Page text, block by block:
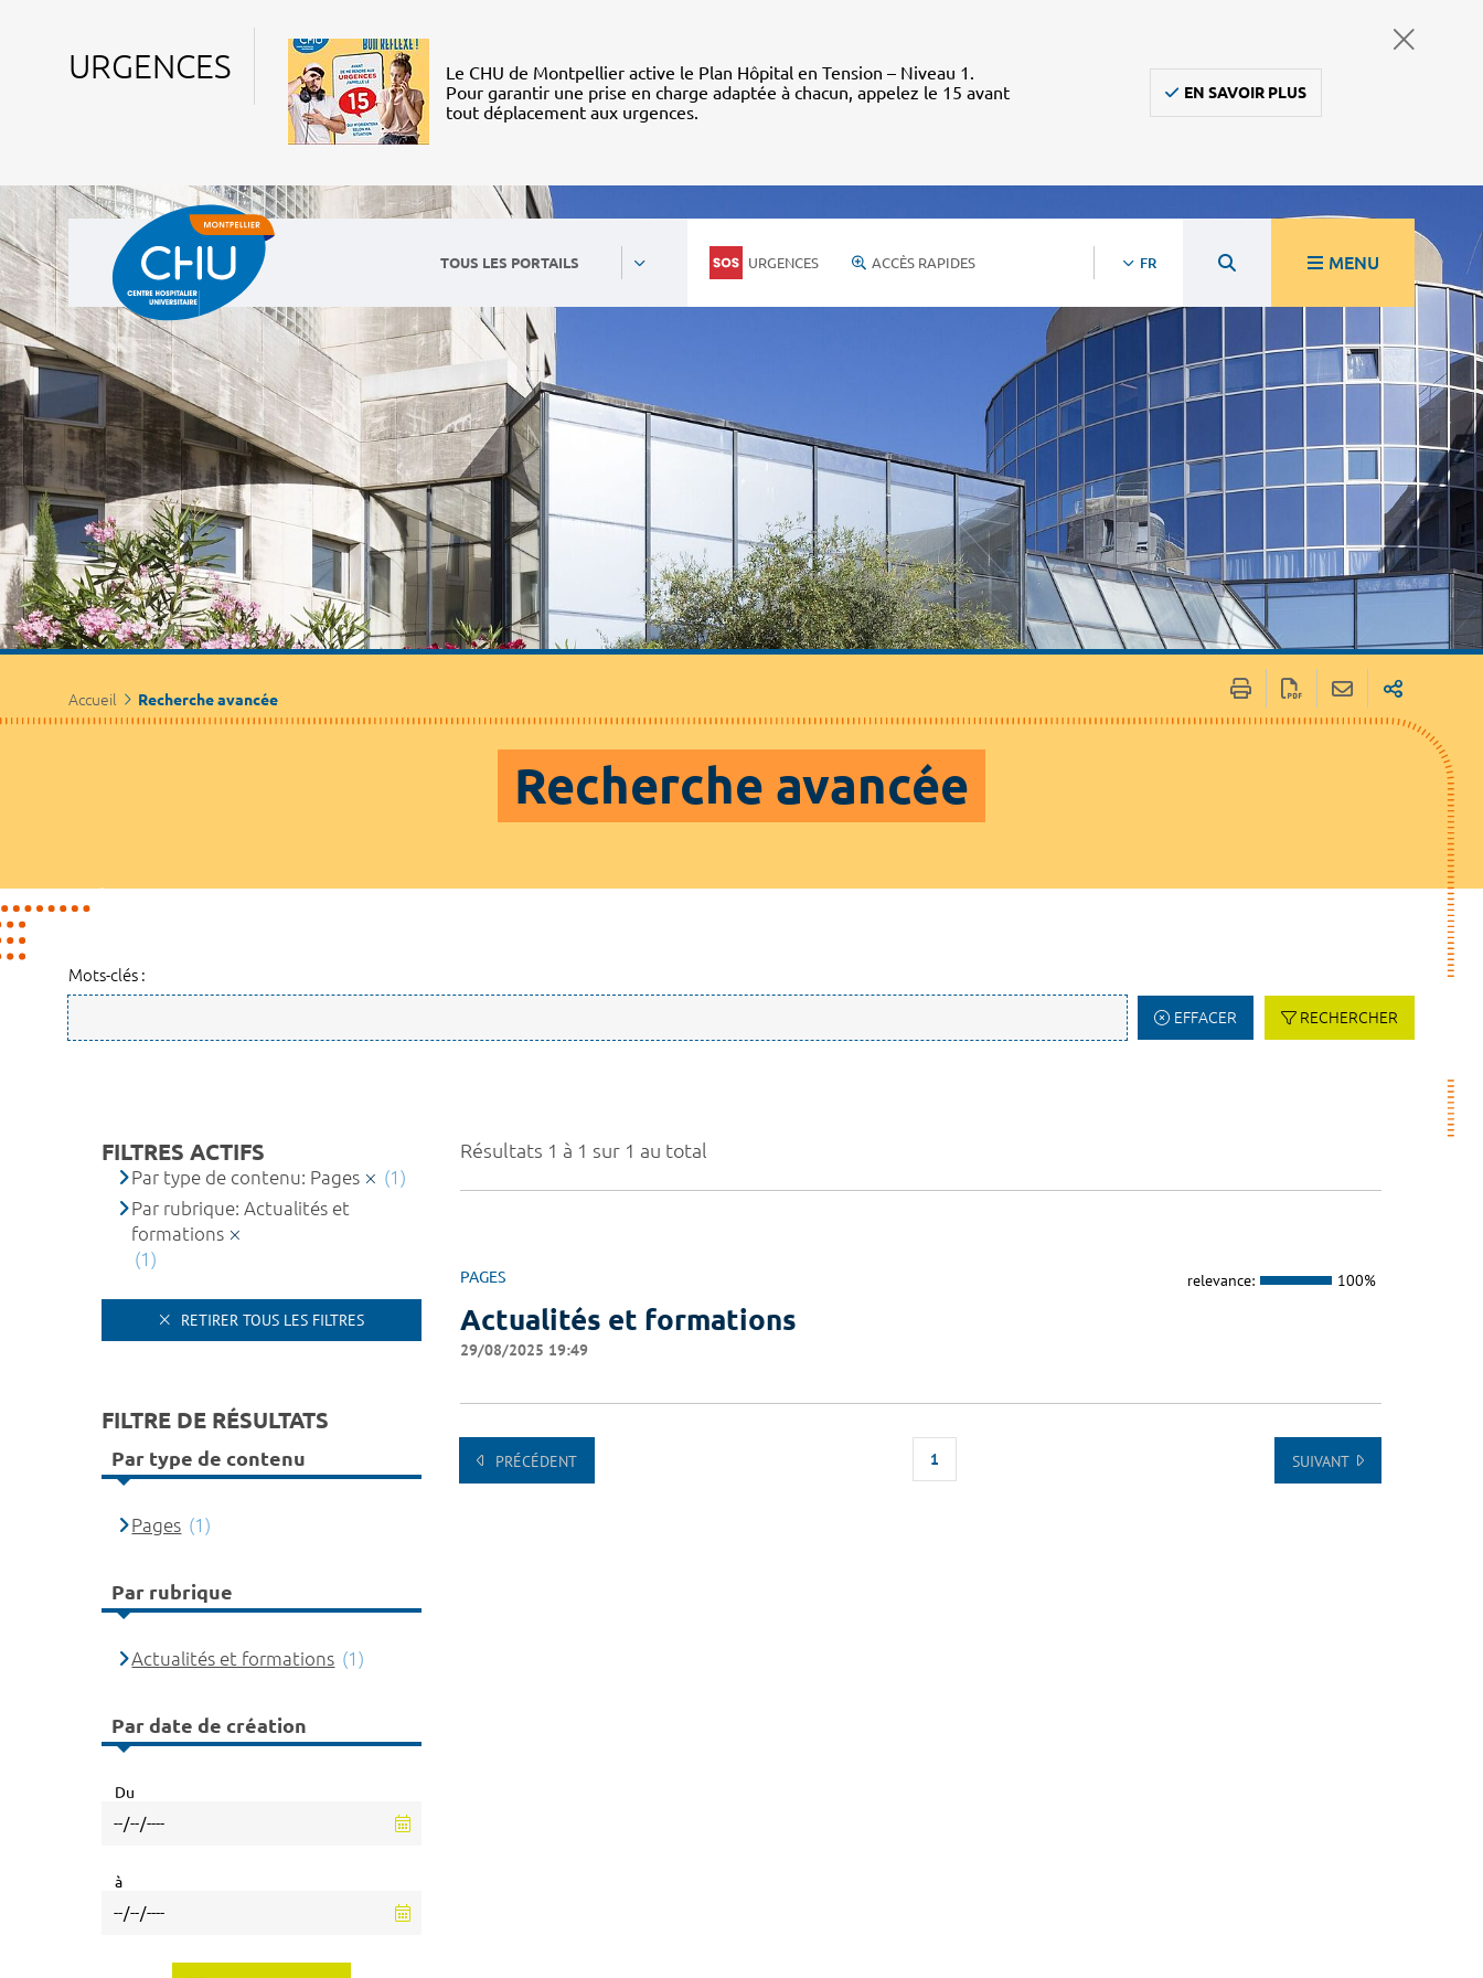
URGENCES
Le CHU de Montpellier active le Plan Hôpital en Tension – Niveau 1.
Pour garantir une prise en charge adaptée à chacun, appelez le 15 avant
tout déplacement aux urgences.
EN SAVOIR PLUS
TOUS LES PORTAILS URGENCES ACCÈS RAPIDES FR MENU
Accueil Recherche avancée
Recherche avancée
Mots-clés :
EFFACER RECHERCHER
Résultats 1 à 1 sur 1 au total
PAGES relevance: 100%
Actualités et formations
29/08/2025 19:49
PRÉCÉDENT 1 SUIVANT
FILTRES ACTIFS
Par type de contenu: Pages
(1)
Par rubrique: Actualités et
formations
(1)
RETIRER TOUS LES FILTRES
FILTRE DE RÉSULTATS
Par type de contenu
Pages (1)
Par rubrique
Actualités et formations (1)
Par date de création
Du
à